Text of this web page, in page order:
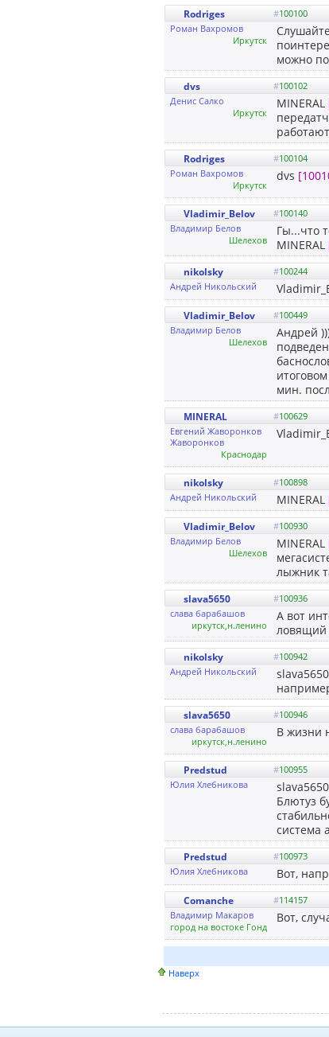
Rodriges #100100
Роман Вахромов
Иркутск
можно
dvs #100102
Денис Салко
Иркутск
MINERAL
Rodriges #100104
Роман Вахромов
Иркутск
dvs
Vladimir_Belov #100140
Владимир Белов
Шелехов
Гы...что
MINERAL
nikolsky #100244
Андрей Никольский
Vladimir_Belov #100449
Владимир Белов
Шелехов
Андрей
мин.
MINERAL #100629
Евгений Жаворонков
Жаворонков
Краснодар
nikolsky #100898
Андрей Никольский
MINERAL
Vladimir_Belov #100930
Владимир Белов
Шелехов
MINERAL
лыжник
slava5650 #100936
слава барабашов
иркутск,н.ленино
А вот
ловящий
nikolsky #100942
Андрей Никольский
slava5650
slava5650 #100946
слава барабашов
иркутск,н.ленино
В жизни
Predstud #100955
Юлия Хлебникова
slava5650
Блютуз
система
Predstud #100973
Юлия Хлебникова
Вот,
Comanche #114157
Владимир Макаров
город на востоке Гондураса
Вот,
Наверх